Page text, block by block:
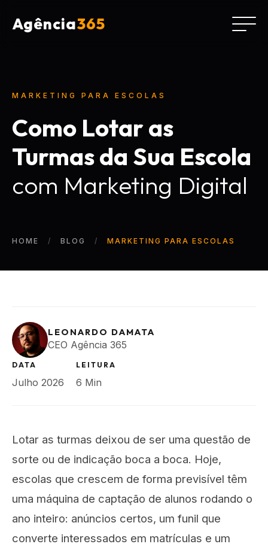
Agência365
MARKETING PARA ESCOLAS
Como Lotar as
Turmas da Sua Escola
com Marketing Digital
HOME BLOG MARKETING PARA ESCOLAS
LEONARDO DAMATA
CEO Agência 365
DATA
Julho 2026
LEITURA
6 Min
Lotar as turmas deixou de ser uma questão de
sorte ou de indicação boca a boca. Hoje,
escolas que crescem de forma previsível têm
uma máquina de captação de alunos rodando o
ano inteiro: anúncios certos, um funil que
converte interessados em matrículas e um